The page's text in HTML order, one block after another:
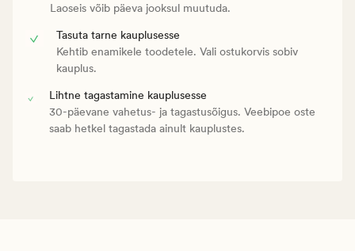
Laoseis võib päeva jooksul muutuda.
Tasuta tarne kauplusesse
Kehtib enamikele toodetele. Vali ostukorvis sobiv
kauplus.
Lihtne tagastamine kauplusesse
30-päevane vahetus- ja tagastusõigus. Veebipoe oste
saab hetkel tagastada ainult kauplustes.